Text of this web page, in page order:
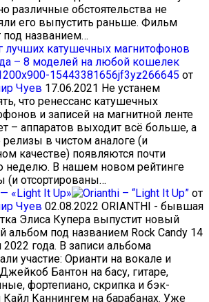
различные обстоятельства не
его выпустить раньше. Фильм
названием…
лучших катушечных магнитофонов
– 8 моделей на любой кошелек
от
Чуев 17.06.2021 Не устанем
что ренессанс катушечных
и записей на магнитной ленте
– аппаратов выходит всё больше, а
в чистом аналоге (и
качестве) появляются почти
неделю. В нашем новом рейтинге
(и отсортированы…
«Light It Up»
от
Чуев 02.08.2022 ORIANTHI - бывшая
Элиса Купера выпустит новый
альбом под названием Rock Candy 14
2022 года. В записи альбома
участие: Орианти на вокале и
Бантон на басу, гитаре,
фортепиано, скрипка и бэк-
Кайл Каннингем на барабанах. Уже